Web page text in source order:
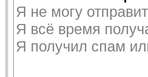
Я не могу
Я всё время
Я получил спам